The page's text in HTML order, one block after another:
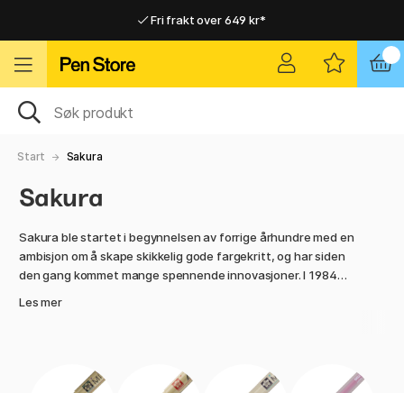
Fri frakt over 649 kr*
Raskt til dør eller utleveringssted
Raskt til dør eller utleveringssted
Start Sakura
Sakura
Sakura ble startet i begynnelsen av forrige århundre med en
ambisjon om å skape skikkelig gode fargekritt, og har siden
den gang kommet mange spennende innovasjoner. I 1984
Les mer